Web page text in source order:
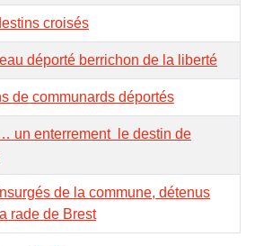
croisés
déporté berrichon de la liberté
de communards déportés
un enterrement le destin de
de la commune, détenus
rade de Brest